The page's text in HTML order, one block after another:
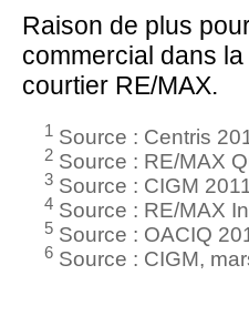
Raison de plus
commercial dans
courtier RE/MAX.
1 Source : Centris
2 Source : RE/MAX
3 Source : CIGM
4 Source : RE/MAX
5 Source : OACIQ
6 Source : CIGM,